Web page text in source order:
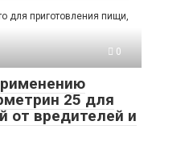
для приготовления пищи,
0
25 для
от вредителей и